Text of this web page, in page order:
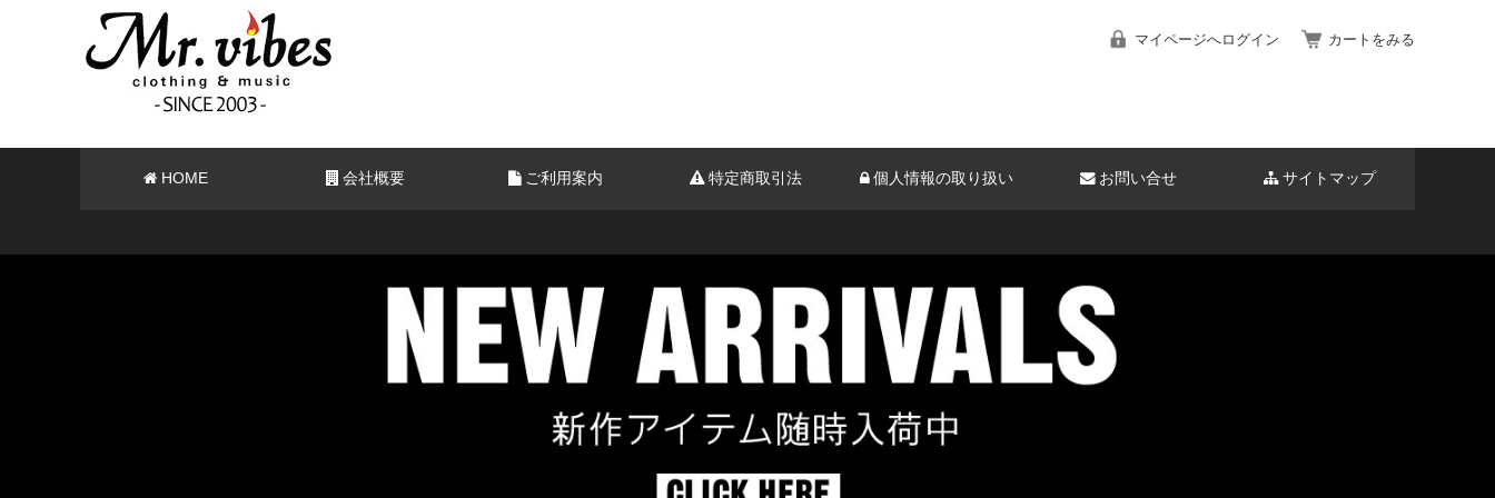
マイページへログイン カートをみる
HOME 会社概要 ご利用案内 特定商取引法 個人情報の取り扱い お問い合せ サイトマップ